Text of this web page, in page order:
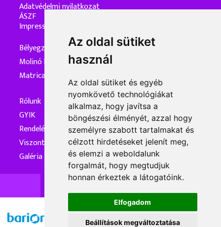
Az oldal sütiket
használ
Az oldal sütiket és egyéb
nyomkövető technológiákat
alkalmaz, hogy javítsa a
böngészési élményét, azzal hogy
személyre szabott tartalmakat és
célzott hirdetéseket jelenít meg,
és elemzi a weboldalunk
forgalmát, hogy megtudjuk
honnan érkeztek a látogatóink.
Elfogadom
Beállítások megváltoztatása
Rólunk
GYIK
Rendelés és kiszállítás
Viszonteladóknak
Galéria
Bélyegzőkészítés
Molinó készítés
Matrica készítés
Adatvédelmi nyilatkozat
ÁSZF
Impresszum